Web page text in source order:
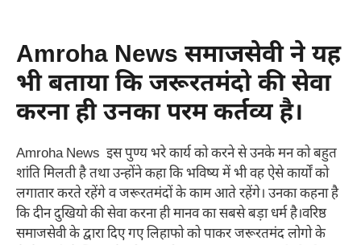
Amroha News समाजसेवी ने यह
भी बताया कि जरूरतमंदो की सेवा
करना ही उनका परम कर्तव्य है।
Amroha News इस पुण्य भरे कार्य को करने से उनके मन को बहुत
शांति मिलती है तथा उन्होंने कहा कि भविष्य में भी वह ऐसे कार्यों को
लगातार करते रहेंगे व जरूरतमंदों के काम आते रहेंगे। उनका कहना है
कि दीन दुखियो की सेवा करना ही मानव का सबसे बड़ा धर्म है।वरिष्ठ
समाजसेवी के द्वारा दिए गए लिहाफो को पाकर जरूरतमंद लोगो के